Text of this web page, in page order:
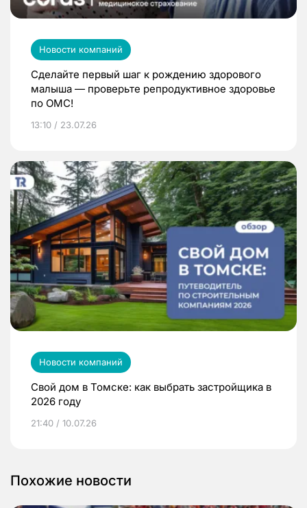
Новости компаний
Сделайте первый шаг к рождению здорового
малыша — проверьте репродуктивное здоровье
по ОМС!
13:10 / 23.07.26
Новости компаний
Свой дом в Томске: как выбрать застройщика в
2026 году
21:40 / 10.07.26
Похожие новости